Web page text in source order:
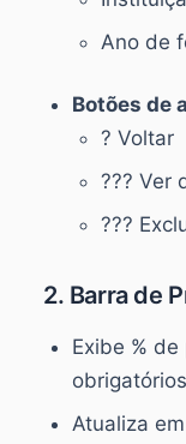
Ano de
Botões de
? Voltar
??? Ver
???
2. Barra de
Exibe %
obrigatórios
Atualiza